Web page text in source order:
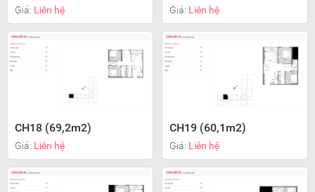
Giá: Liên hệ Giá: Liên hệ
CH18 (69,2m2)
Giá: Liên hệ
CH19 (60,1m2)
Giá: Liên hệ